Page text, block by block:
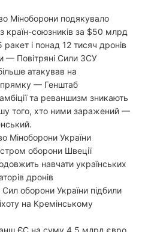
Міноборони подякувало
країн-союзників за $50 млрд
і понад 12 тисяч дронів
— Повітряні Сили ЗСУ
атакував на
— Генштаб
та реваншизм зникають
того, хто ними заражений —
Міноборони України
оборони Швеції
навчати українських
дронів
Сил оборони України підбили
на Кремінському
ЄС на суму 4,5 млрд євро